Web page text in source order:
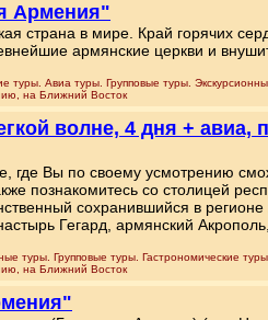
Армения"
страна в мире. Край горячих
армянские церкви и
туры. Авиа туры. Групповые туры.
на Ближний Восток
волне, 4 дня + авиа,
где Вы по своему усмотрению
познакомитесь со столицей
сохранившийся в
Гегард, армянский
туры. Групповые туры. Гастрономические
на Ближний Восток